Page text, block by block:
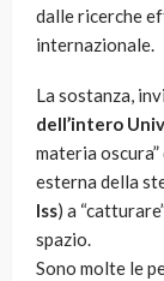
dalle ricerche
internazionale.
La sostanza,
dell’intero
materia
esterna della
Iss) a
spazio.
Sono molte le